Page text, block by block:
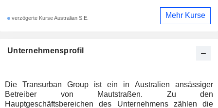
Unternehmensprofil
Die Transurban Group ist ein in Australien ansässiger
Betreiber von Mautstraßen. Zu den
Hauptgeschäftsbereichen des Unternehmens zählen die
verzögerte Kurse Australian S.E. Mehr Kurse